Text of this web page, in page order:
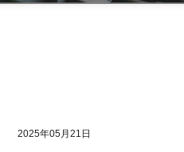
2025年05月21日